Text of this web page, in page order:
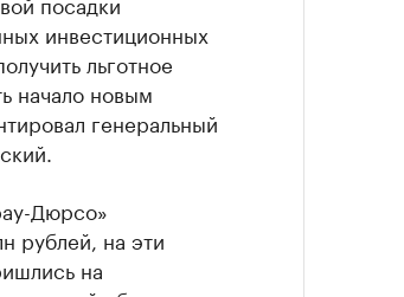
инвестиционных
льготное
начало новым
генеральный
Дюрсо»
рублей, на эти
на